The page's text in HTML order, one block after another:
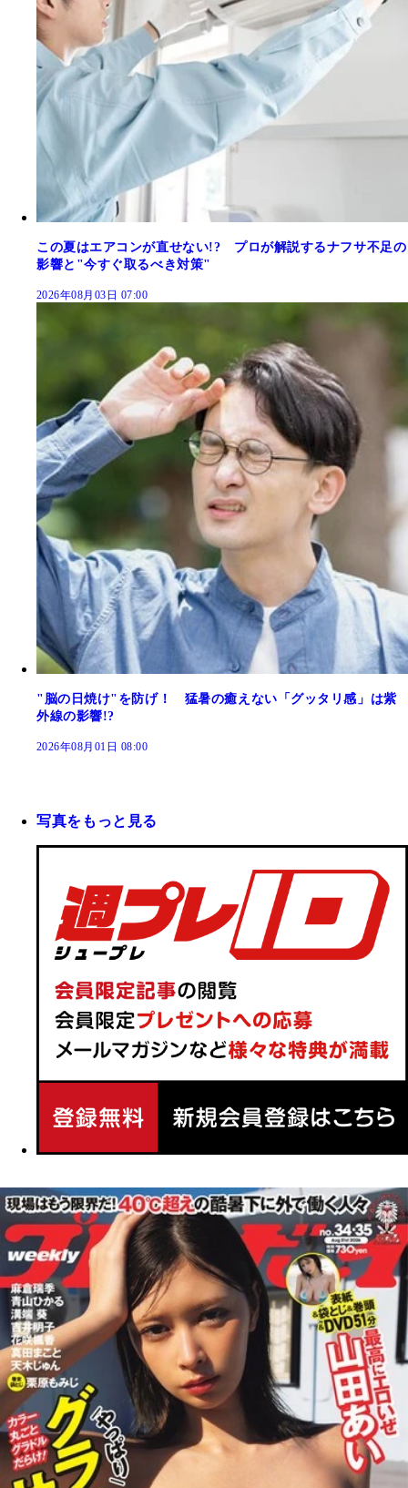
この夏はエアコンが直せない!? プロが解説するナフサ不足の
影響と"今すぐ取るべき対策"
2026年08月03日 07:00
"脳の日焼け"を防げ！ 猛暑の癒えない「グッタリ感」は紫
外線の影響!?
2026年08月01日 08:00
写真をもっと見る